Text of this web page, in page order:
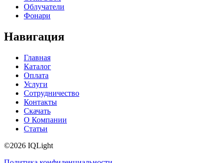
Облучатели
Фонари
Навигация
Главная
Каталог
Оплата
Услуги
Сотрудничество
Контакты
Скачать
О Компании
Статьи
©2026 IQLight